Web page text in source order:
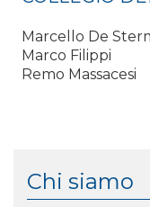
Chi siamo
Marcello De
Marco Filippi
Remo Massacesi